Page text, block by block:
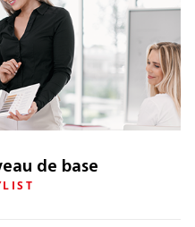
de base